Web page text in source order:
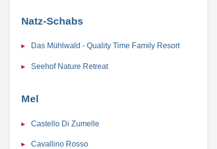
Natz-Schabs
Das Mühlwald - Quality Time Family Resort
Seehof Nature Retreat
Mel
Castello Di Zumelle
Cavallino Rosso